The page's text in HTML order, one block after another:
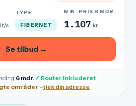
s
TYPE
FIBERNET
MIN. PRIS 6 MDR.
1.107 kr.
Se tilbud →
6 mdr.✓ Router inkluderet
områder –tjek din adresse